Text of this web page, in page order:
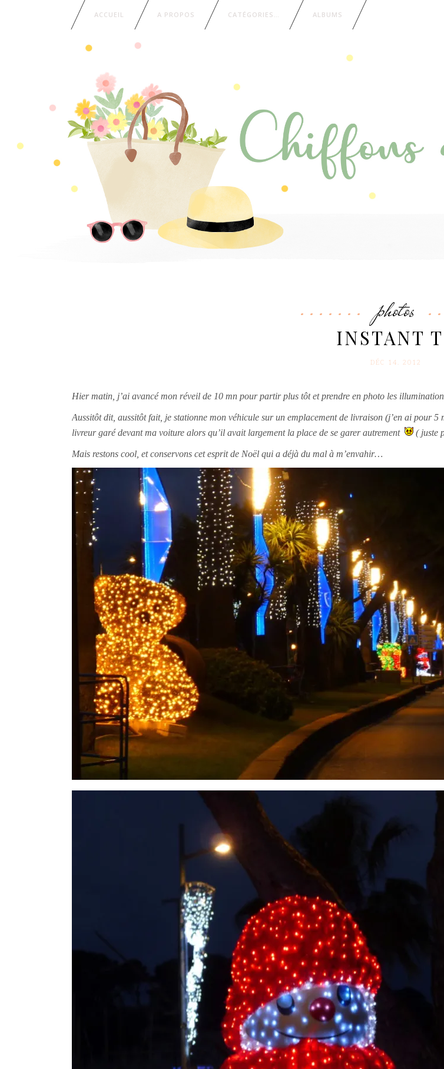
ACCUEIL A PROPOS CATÉGORIES… ALBUMS
photos
INSTANT
DÉC 14. 2012
Hier matin, j’ai avancé mon réveil de 10 mn pour partir plus tôt et prendre en photo les
Aussitôt dit, aussitôt fait, je stationne mon véhicule sur un emplacement de livraison (j’en ai pour
livreur garé devant ma voiture alors qu’il avait largement la place de se garer autrement
( juste
Mais restons cool, et conservons cet esprit de Noël qui a déjà du mal à m’envahir…